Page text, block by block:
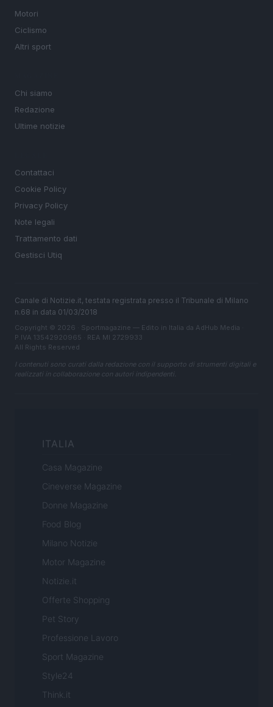
Motori
Ciclismo
Altri sport
Chi siamo
Redazione
Ultime notizie
Contattaci
Cookie Policy
Privacy Policy
Note legali
Trattamento dati
Gestisci Utiq
Canale di Notizie.it, testata registrata presso il Tribunale di Milano
n.68 in data 01/03/2018
Copyright © 2026 · Sportmagazine — Edito in Italia da AdHub Media
P.IVA 13542920965 · REA MI 2729933
All Rights Reserved
I contenuti sono curati dalla redazione con il supporto di strumenti digitali e
realizzati in collaborazione con autori indipendenti.
ITALIA
Casa Magazine
Cineverse Magazine
Donne Magazine
Food Blog
Milano Notizie
Motor Magazine
Notizie.it
Offerte Shopping
Pet Story
Professione Lavoro
Sport Magazine
Style24
Think.it